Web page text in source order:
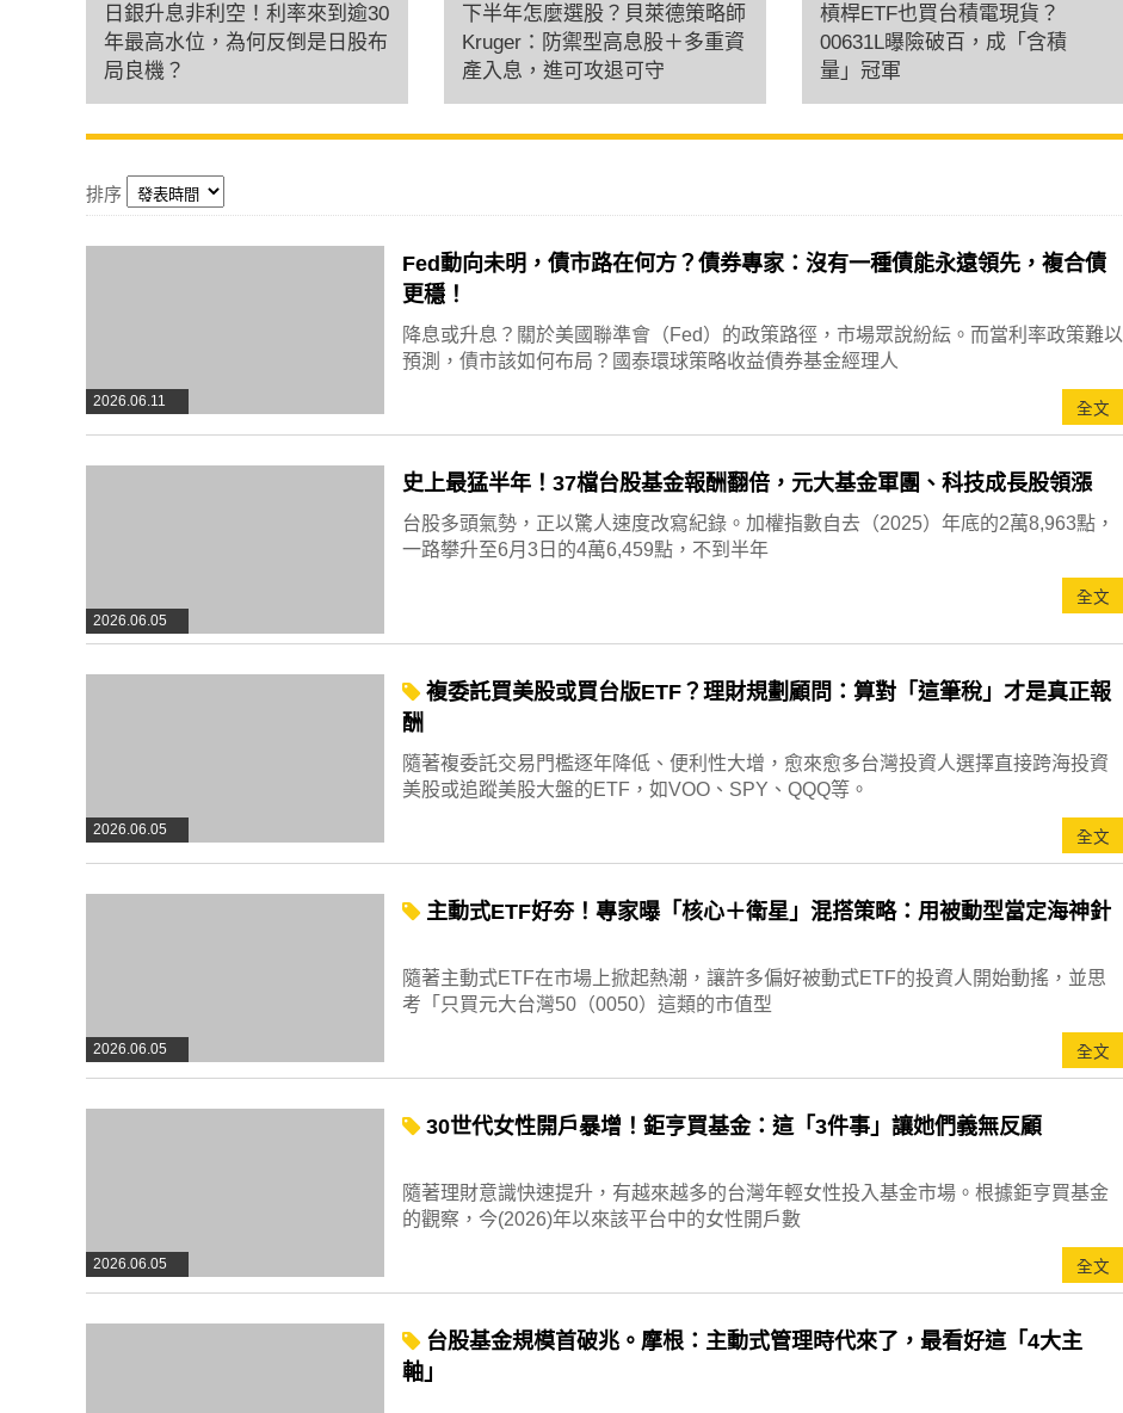
日銀升息非利空！利率來到逾30
年最高水位，為何反倒是日股布
局良機？
下半年怎麼選股？貝萊德策略師
Kruger：防禦型高息股＋多重資
產入息，進可攻退可守
槓桿ETF也買台積電現貨？
00631L曝險破百，成「含積
量」冠軍
排序
2026.06.11
Fed動向未明，債市路在何方？債券專家：沒有一種債能永遠領先，複合債
更穩！
降息或升息？關於美國聯準會（Fed）的政策路徑，市場眾說紛紜。而當利率政策難以
預測，債市該如何布局？國泰環球策略收益債券基金經理人
全文
2026.06.05
史上最猛半年！37檔台股基金報酬翻倍，元大基金軍團、科技成長股領漲
台股多頭氣勢，正以驚人速度改寫紀錄。加權指數自去（2025）年底的2萬8,963點，
一路攀升至6月3日的4萬6,459點，不到半年
全文
2026.06.05
複委託買美股或買台版ETF？理財規劃顧問：算對「這筆稅」才是真正報
酬
隨著複委託交易門檻逐年降低、便利性大增，愈來愈多台灣投資人選擇直接跨海投資
美股或追蹤美股大盤的ETF，如VOO、SPY、QQQ等。
全文
2026.06.05
主動式ETF好夯！專家曝「核心＋衛星」混搭策略：用被動型當定海神針
隨著主動式ETF在市場上掀起熱潮，讓許多偏好被動式ETF的投資人開始動搖，並思
考「只買元大台灣50（0050）這類的市值型
全文
2026.06.05
30世代女性開戶暴增！鉅亨買基金：這「3件事」讓她們義無反顧
隨著理財意識快速提升，有越來越多的台灣年輕女性投入基金市場。根據鉅亨買基金
的觀察，今(2026)年以來該平台中的女性開戶數
全文
台股基金規模首破兆。摩根：主動式管理時代來了，最看好這「4大主
軸」